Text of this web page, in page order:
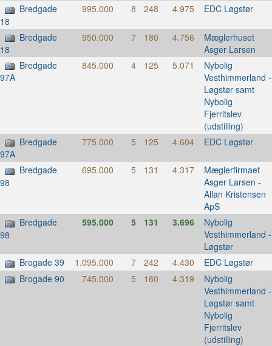
Bredgade
18
995.000 8 248 4.975 EDC Løgstør
Bredgade
18
950.000 7 180 4.756 Mæglerhuset
Asger Larsen
Bredgade
97A
845.000 4 125 5.071 Nybolig
Vesthimmerland -
Løgstør samt
Nybolig
Fjerritslev
(udstilling)
Bredgade
97A
775.000 5 125 4.604 EDC Løgstør
Bredgade
98
695.000 5 131 4.317 Mæglerfirmaet
Asger Larsen -
Allan Kristensen
ApS
Bredgade
98
595.000 5 131 3.696 Nybolig
Vesthimmerland -
Løgstør
Brogade 39
1.095.000 7 242 4.430 EDC Løgstør
Brogade 90
745.000 5 160 4.319 Nybolig
Vesthimmerland -
Løgstør samt
Nybolig
Fjerritslev
(udstilling)